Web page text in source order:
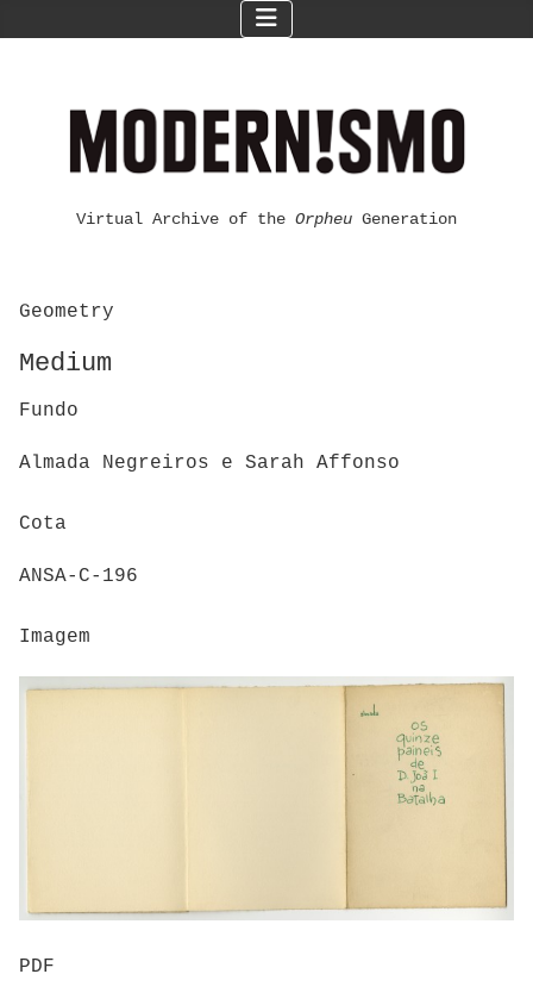
Virtual Archive of the Orpheu Generation
Geometry
Medium
Fundo
Almada Negreiros e Sarah Affonso
Cota
ANSA-C-196
Imagem
PDF